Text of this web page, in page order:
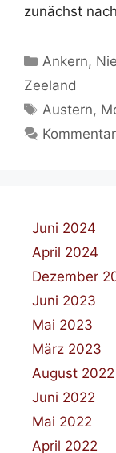
zunächst
Kategorien
Ankern,
Zeeland
Austern,
Juni 2024
April 2024
Dezember
Juni 2023
Mai 2023
März 2023
August 2022
Juni 2022
Mai 2022
April 2022